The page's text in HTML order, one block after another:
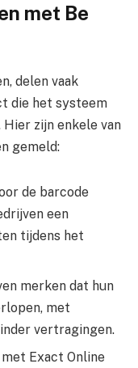
met Be
delen vaak
die het systeem
zijn enkele van
gemeld:
de barcode
een
tijdens het
merken dat hun
met
vertragingen.
Exact Online